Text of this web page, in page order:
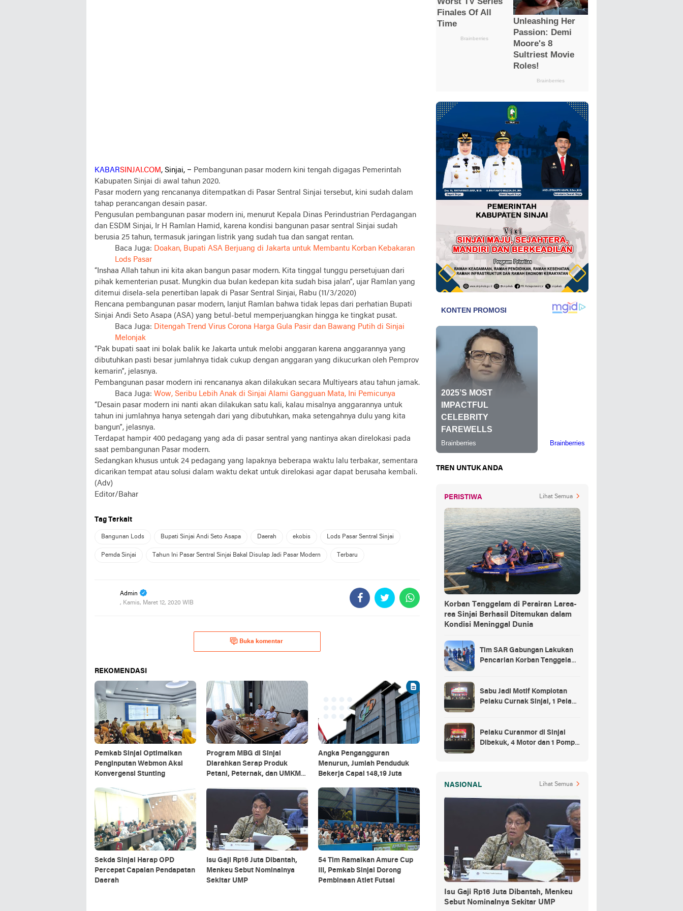
KABARSINJAI.COM, Sinjai, – Pembangunan pasar modern kini tengah digagas Pemerintah
Kabupaten Sinjai di awal tahun 2020.
Pasar modern yang rencananya ditempatkan di Pasar Sentral Sinjai tersebut, kini sudah dalam
tahap perancangan desain pasar.
Pengusulan pembangunan pasar modern ini, menurut Kepala Dinas Perindustrian Perdagangan
dan ESDM Sinjai, Ir H Ramlan Hamid, karena kondisi bangunan pasar sentral Sinjai sudah
berusia 25 tahun, termasuk jaringan listrik yang sudah tua dan sangat rentan.
Baca Juga: Doakan, Bupati ASA Berjuang di Jakarta untuk Membantu Korban Kebakaran
Lods Pasar
“Inshaa Allah tahun ini kita akan bangun pasar modern. Kita tinggal tunggu persetujuan dari
pihak kementerian pusat. Mungkin dua bulan kedepan kita sudah bisa jalan”, ujar Ramlan yang
ditemui disela-sela penertiban lapak di Pasar Sentral Sinjai, Rabu (11/3/2020)
Rencana pembangunan pasar modern, lanjut Ramlan bahwa tidak lepas dari perhatian Bupati
Sinjai Andi Seto Asapa (ASA) yang betul-betul memperjuangkan hingga ke tingkat pusat.
Baca Juga: Ditengah Trend Virus Corona Harga Gula Pasir dan Bawang Putih di Sinjai
Melonjak
“Pak bupati saat ini bolak balik ke Jakarta untuk melobi anggaran karena anggarannya yang
dibutuhkan pasti besar jumlahnya tidak cukup dengan anggaran yang dikucurkan oleh Pemprov
kemarin”, jelasnya.
Pembangunan pasar modern ini rencananya akan dilakukan secara Multiyears atau tahun jamak.
Baca Juga: Wow, Seribu Lebih Anak di Sinjai Alami Gangguan Mata, Ini Pemicunya
“Desain pasar modern ini nanti akan dilakukan satu kali, kalau misalnya anggarannya untuk
tahun ini jumlahnya hanya setengah dari yang dibutuhkan, maka setengahnya dulu yang kita
bangun”, jelasnya.
Terdapat hampir 400 pedagang yang ada di pasar sentral yang nantinya akan direlokasi pada
saat pembangunan Pasar modern.
Sedangkan khusus untuk 24 pedagang yang lapaknya beberapa waktu lalu terbakar, sementara
dicarikan tempat atau solusi dalam waktu dekat untuk direlokasi agar dapat berusaha kembali.
(Adv)
Editor/Bahar
Tag Terkait
Bangunan Lods Bupati Sinjai Andi Seto Asapa Daerah ekobis Lods Pasar Sentral Sinjai
Pemda Sinjai Tahun Ini Pasar Sentral Sinjai Bakal Disulap Jadi Pasar Modern Terbaru
Admin
, Kamis, Maret 12, 2020 WIB
Buka komentar
REKOMENDASI
Pemkab Sinjai Optimalkan
Penginputan Webmon Aksi
Konvergensi Stunting
Program MBG di Sinjai
Diarahkan Serap Produk
Petani, Peternak, dan UMKM
Angka Pengangguran
Menurun, Jumlah Penduduk
Bekerja Capai 148,19 Juta
Sekda Sinjai Harap OPD
Percepat Capaian Pendapatan
Daerah
Isu Gaji Rp16 Juta Dibantah,
Menkeu Sebut Nominalnya
Sekitar UMP
54 Tim Ramaikan Amure Cup
III, Pemkab Sinjai Dorong
Pembinaan Atlet Futsal
TREN UNTUK ANDA
PERISTIWA Lihat Semua
Korban Tenggelam di Perairan Larea-
rea Sinjai Berhasil Ditemukan dalam
Kondisi Meninggal Dunia
Tim SAR Gabungan Lakukan
Pencarian Korban Tenggelam
Sabu Jadi Motif Komplotan
Pelaku Curnak Sinjai, 1 Pelaku
Pelaku Curanmor di Sinjai
Dibekuk, 4 Motor dan 1 Pompa
NASIONAL Lihat Semua
Isu Gaji Rp16 Juta Dibantah, Menkeu
Sebut Nominalnya Sekitar UMP